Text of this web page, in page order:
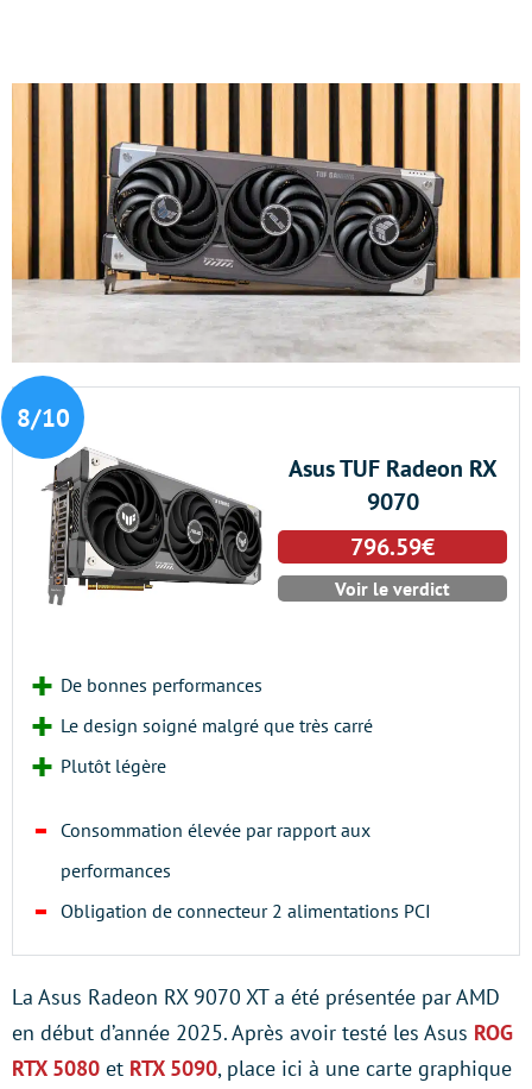
8/10
Asus TUF Radeon RX
9070
796.59€
Voir le verdict
De bonnes performances
Le design soigné malgré que très carré
Plutôt légère
Consommation élevée par rapport aux
performances
Obligation de connecteur 2 alimentations PCI
La Asus Radeon RX 9070 XT a été présentée par AMD
en début d’année 2025. Après avoir testé les Asus ROG
RTX 5080 et RTX 5090, place ici à une carte graphique